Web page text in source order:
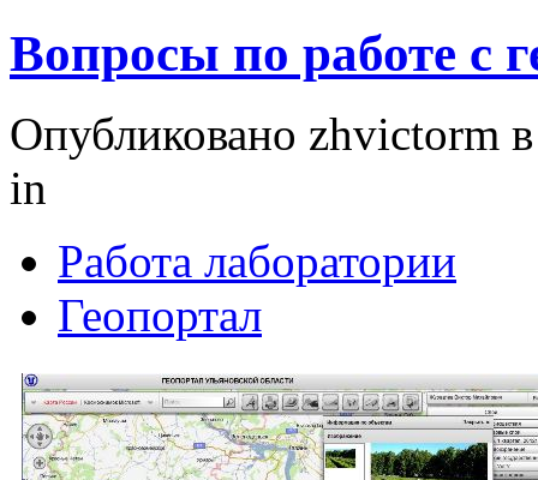
Вопросы по работе с
Опубликовано zhvictorm
in
Работа лаборатории
Геопортал